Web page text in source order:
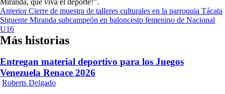
Miranda, qué viva el deporte!”.
Navegación
de
entradas
AnteriorCierre de muestra de talleres culturales en la parroquia Tácata
Siguente Miranda subcampeón en baloncesto femenino de Nacional
U16
Más historias
Entregan material deportivo para los Juegos
Venezuela Renace 2026
Roberts Delgado